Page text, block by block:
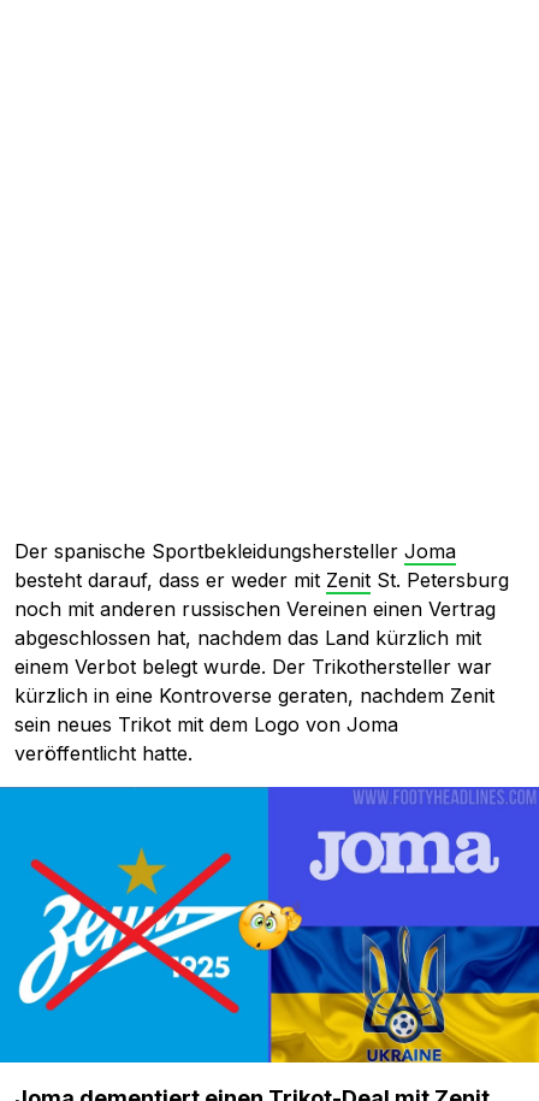
Der spanische Sportbekleidungshersteller Joma
besteht darauf, dass er weder mit Zenit St. Petersburg
noch mit anderen russischen Vereinen einen Vertrag
abgeschlossen hat, nachdem das Land kürzlich mit
einem Verbot belegt wurde. Der Trikothersteller war
kürzlich in eine Kontroverse geraten, nachdem Zenit
sein neues Trikot mit dem Logo von Joma
veröffentlicht hatte.